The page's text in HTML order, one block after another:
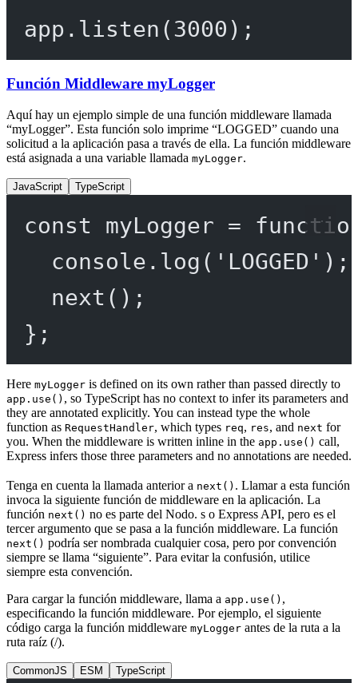
app. listen (3000 );
Función Middleware myLogger
Aquí hay un ejemplo simple de una función middleware llamada
“myLogger”. Esta función solo imprime “LOGGED” cuando una
solicitud a la aplicación pasa a través de ella. La función middleware
está asignada a una variable llamada myLogger.
JavaScript TypeScript
const myLogger =
console. log ( 'LOGGED' );
next ();
};
Here myLogger is defined on its own rather than passed directly to
app.use() , so TypeScript has no context to infer its parameters and
they are annotated explicitly. You can instead type the whole
function as RequestHandler, which types req, res, and next for
you. When the middleware is written inline in the app.use() call,
Express infers those three parameters and no annotations are needed.
Tenga en cuenta la llamada anterior a next() . Llamar a esta función
invoca la siguiente función de middleware en la aplicación. La
función next() no es parte del Nodo. s o Express API, pero es el
tercer argumento que se pasa a la función middleware. La función
next() podría ser nombrada cualquier cosa, pero por convención
siempre se llama “siguiente”. Para evitar la confusión, utilice
siempre esta convención.
Para cargar la función middleware, llama a app.use() ,
especificando la función middleware. Por ejemplo, el siguiente
código carga la función middleware myLogger antes de la ruta a la
ruta raíz (/).
CommonJS ESM TypeScript